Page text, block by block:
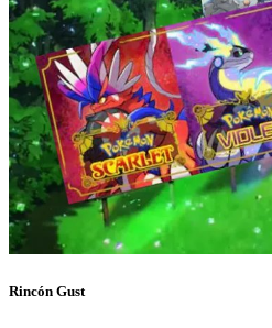
Rincón Gust